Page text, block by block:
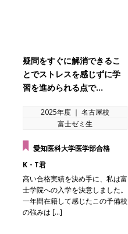
疑問をすぐに解消できるこ
とでストレスを感じずに学
習を進められる点で…
2025年度 ｜ 名古屋校
富士ゼミ生
愛知医科大学医学部合格
K・T君
高い合格実績を決め手に、私は富
士学院への入学を決意しました。
一年間在籍して感じたこの予備校
の強みは […]